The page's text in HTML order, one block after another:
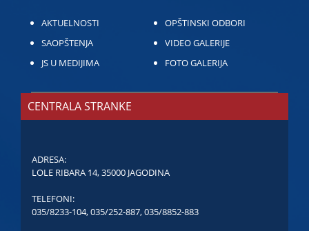
AKTUELNOSTI
SAOPŠTENJA
JS U MEDIJIMA
OPŠTINSKI ODBORI
VIDEO GALERIJE
FOTO GALERIJA
CENTRALA STRANKE
ADRESA:
LOLE RIBARA 14, 35000 JAGODINA
TELEFONI:
035/8233-104,035/252-887,035/8852-883